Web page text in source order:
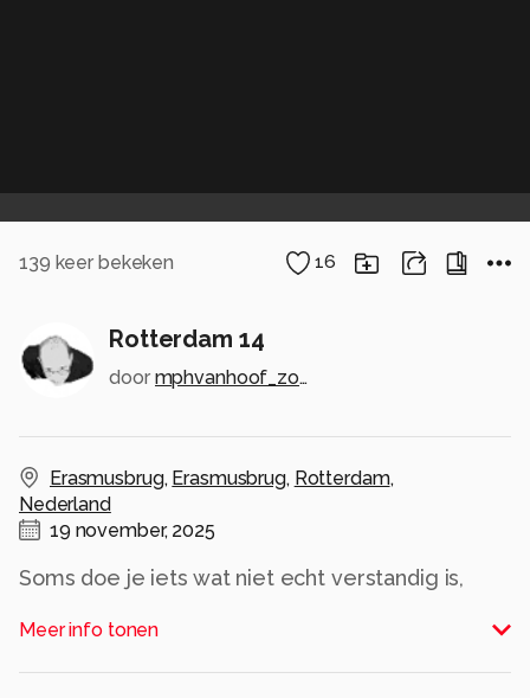
139 keer bekeken 16
Rotterdam 14
door mphvanhoof_zoom
Erasmusbrug, Erasmusbrug, Rotterdam,
Nederland
19 november, 2025
Soms doe je iets wat niet echt verstandig is,
gebeurde mij toen ik op de Erasmusbrug in het
midden van de weg ging staan, om zo de
Meer info tonen